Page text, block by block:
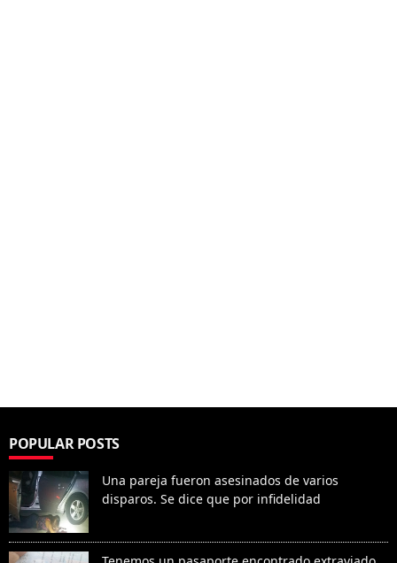
POPULAR POSTS
Una pareja fueron asesinados de varios
disparos. Se dice que por infidelidad